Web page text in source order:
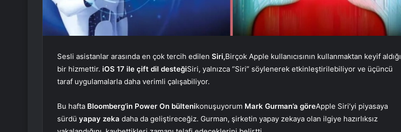
Sesli asistanlar arasında en çok tercih edilen Siri,Birçok Apple kullanıcısının kullanmaktan keyif aldığı
bir hizmettir. iOS 17 ile çift dil desteğiSiri, yalnızca “Siri” söylenerek etkinleştirilebiliyor ve üçüncü
taraf uygulamalarla daha verimli çalışabiliyor.
Bu hafta Bloomberg’in Power On bültenikonuşuyorum Mark Gurman’a göreApple Siri’yi piyasaya
sürdü yapay zeka daha da geliştireceğiz. Gurman, şirketin yapay zekaya olan ilgiye hazırlıksız